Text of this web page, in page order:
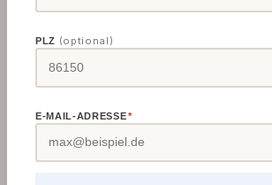
einer zusätzlichen CBN-Scheibe mit
PLZ (optional)
E-MAIL-ADRESSE*